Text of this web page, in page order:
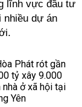
lĩnh vực đầu tư
nhiều dự án